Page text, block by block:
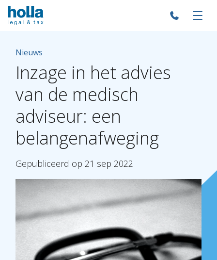
Nieuws
Inzage in het advies
van de medisch
adviseur: een
belangenafweging
Gepubliceerd op 21 sep 2022